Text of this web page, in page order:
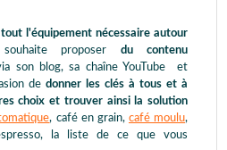
tout l'équipement nécessaire autour
proposer du contenu
son blog, sa chaîne YouTube et
de donner les clés à tous et à
choix et trouver ainsi la solution
, café en grain, café moulu,
la liste de ce que vous